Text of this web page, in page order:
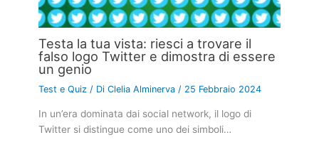
Testa la tua vista: riesci a trovare il
falso logo Twitter e dimostra di essere
un genio
Test e Quiz / DiClelia Alminerva / 25 Febbraio 2024
In un’era dominata dai social network, il logo di
Twitter si distingue come uno dei simboli…